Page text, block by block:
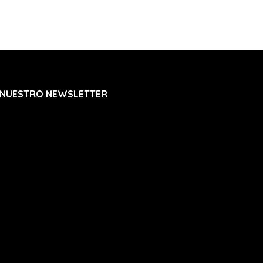
NEWSLETTER